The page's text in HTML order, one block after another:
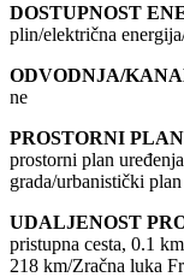
DOSTUPNOST
plin/električna
ODVODNJA/
ne
PROSTORNI
prostorni plan
grada/urbanistički
UDALJENOST
pristupna cesta, 0.1
218 km/Zračna luka